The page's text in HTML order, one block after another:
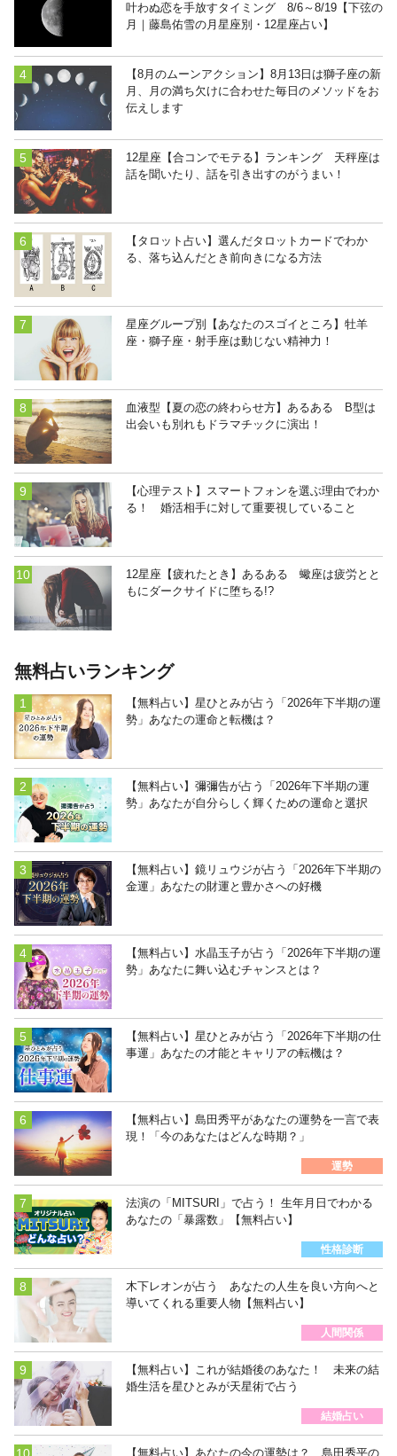
叶わぬ恋を手放すタイミング 8/6～8/19【下弦の
月｜藤島佑雪の月星座別・12星座占い】
【8月のムーンアクション】8月13日は獅子座の新
月、月の満ち欠けに合わせた毎日のメソッドをお
伝えします
12星座【合コンでモテる】ランキング 天秤座は
話を聞いたり、話を引き出すのがうまい！
【タロット占い】選んだタロットカードでわか
る、落ち込んだとき前向きになる方法
星座グループ別【あなたのスゴイところ】牡羊
座・獅子座・射手座は動じない精神力！
血液型【夏の恋の終わらせ方】あるある B型は
出会いも別れもドラマチックに演出！
【心理テスト】スマートフォンを選ぶ理由でわか
る！ 婚活相手に対して重要視していること
12星座【疲れたとき】あるある 蠍座は疲労とと
もにダークサイドに堕ちる!?
無料占いランキング
【無料占い】星ひとみが占う「2026年下半期の運
勢」あなたの運命と転機は？
【無料占い】彌彌告が占う「2026年下半期の運
勢」あなたが自分らしく輝くための運命と選択
【無料占い】鏡リュウジが占う「2026年下半期の
金運」あなたの財運と豊かさへの好機
【無料占い】水晶玉子が占う「2026年下半期の運
勢」あなたに舞い込むチャンスとは？
【無料占い】星ひとみが占う「2026年下半期の仕
事運」あなたの才能とキャリアの転機は？
【無料占い】島田秀平があなたの運勢を一言で表
現！「今のあなたはどんな時期？」
運勢
法演の「MITSURI」で占う！ 生年月日でわかる
あなたの「暴露数」【無料占い】
性格診断
木下レオンが占う あなたの人生を良い方向へと
導いてくれる重要人物【無料占い】
人間関係
【無料占い】これが結婚後のあなた！ 未来の結
婚生活を星ひとみが天星術で占う
結婚占い
【無料占い】あなたの今の運勢は？ 島田秀平の